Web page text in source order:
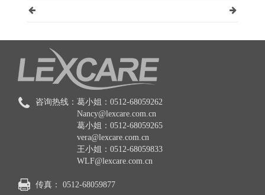
咨询热线： 葛小姐：0512-68059262
Nancy@lexcare.com.cn
葛小姐：0512-68059265
vera@lexcare.com.cn
王小姐：0512-68059833
WLF@lexcare.com.cn
传真： 0512-68059877